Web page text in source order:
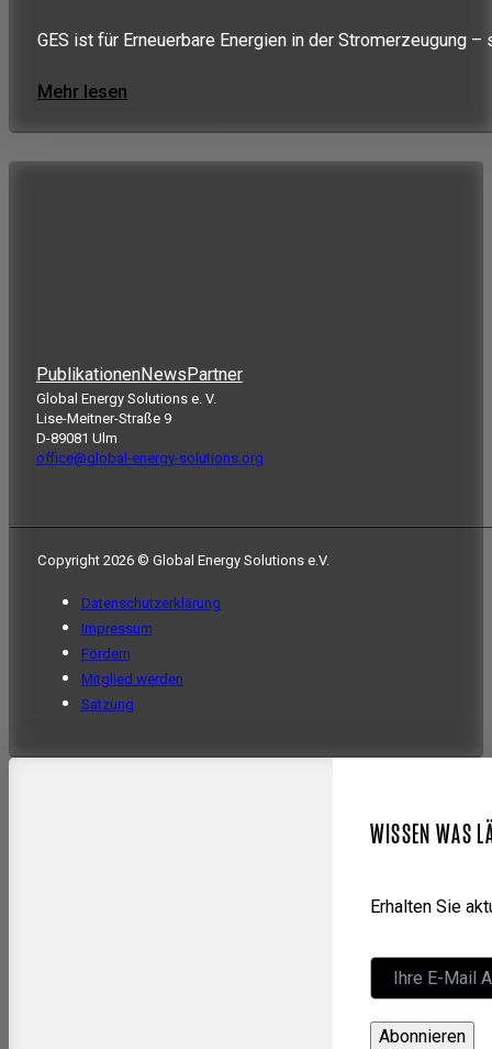
GES ist für Erneuerbare Energien in der Stromerzeugung
Mehr lesen
PublikationenNews Partner
Global Energy Solutions e. V.
Lise-Meitner-Straße 9
D-89081 Ulm
office@global-energy-solutions.org
Copyright 2026 © Global Energy Solutions e.V.
Datenschutzerklärung
Impressum
Fördern
Mitglied werden
Satzung
WISSEN WAS
Erhalten Sie
Abonnieren